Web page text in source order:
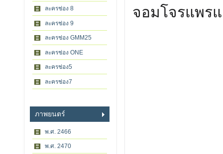
ละครช่อง 8
ละครช่อง 9
ละครช่อง GMM25
ละครช่อง ONE
ละครช่อง5
ละครช่อง7
ภาพยนตร์
พ.ศ. 2466
พ.ศ. 2470
จอมโจรแพร